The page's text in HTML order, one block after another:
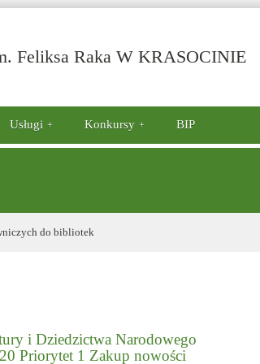
Feliksa Raka W KRASOCINIE-
Usługi Konkursy BIP
do bibliotek
i Dziedzictwa Narodowego
Priorytet 1 Zakup nowości